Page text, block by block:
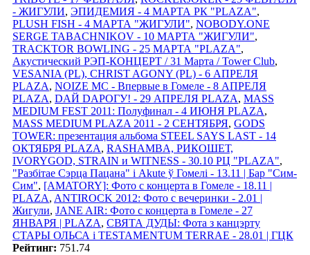
- ЖИГУЛИ, ЭПИДЕМИЯ - 4 МАРТА РК "PLAZA",
PLUSH FISH - 4 МАРТА "ЖИГУЛИ", NOBODY.ONE
SERGE TABACHNIKOV - 10 МАРТА "ЖИГУЛИ",
TRACKTOR BOWLING - 25 МАРТА "PLAZA",
Акустический РЭП-КОНЦЕРТ / 31 Марта / Tower Club,
VESANIA (PL), CHRIST AGONY (PL) - 6 АПРЕЛЯ
PLAZA, NOIZE MC - Впервые в Гомеле - 8 АПРЕЛЯ
PLAZA, DАЙ DАРОГУ! - 29 АПРЕЛЯ PLAZA, MASS
MEDIUM FEST 2011: Полуфинал - 4 ИЮНЯ PLAZA,
MASS MEDIUM PLAZA 2011 - 2 СЕНТЯБРЯ, GODS
TOWER: презентация альбома STEEL SAYS LAST - 14
ОКТЯБРЯ PLAZA, RASHAMBA, РИКОШЕТ,
IVORYGOD, STRAIN и WITNESS - 30.10 РЦ "PLAZA",
"Разбітае Сэрца Пацана" і Akute ў Гомелi - 13.11 | Бар "Сим-
Сим", [AMATORY]: Фото с концерта в Гомеле - 18.11 |
PLAZA, ANTIROCK 2012: Фото с вечеринки - 2.01 |
Жигули, JANE AIR: Фото с концерта в Гомеле - 27
ЯНВАРЯ | PLAZA, СВЯТА ДУДЫ: Фота з канцэрту
СТАРЫ ОЛЬСА i TESTAMENTUM TERRAE - 28.01 | ГЦК
Рейтинг: 751.74